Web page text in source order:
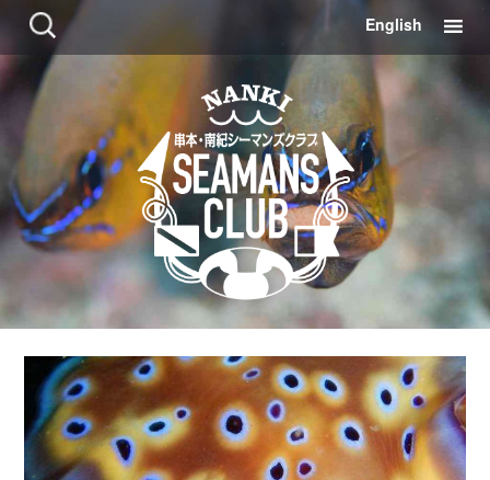
検
索:
コ
ン
ツ
に
English